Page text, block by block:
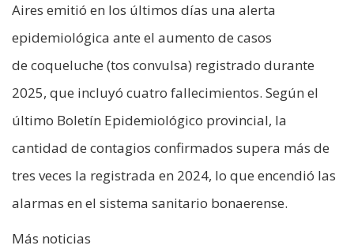
Aires emitió en los últimos días una alerta
epidemiológica ante el aumento de casos
de coqueluche (tos convulsa) registrado durante
2025, que incluyó cuatro fallecimientos. Según el
último Boletín Epidemiológico provincial, la
cantidad de contagios confirmados supera más de
tres veces la registrada en 2024, lo que encendió las
alarmas en el sistema sanitario bonaerense.
Más noticias